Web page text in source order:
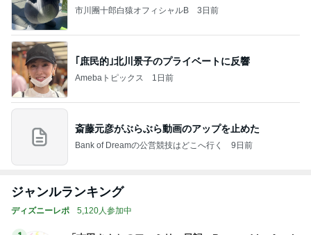
市川團十郎白猿オフィシャルB 3日前
｢庶民的｣北川景子のプライベートに反響
Amebaトピックス 1日前
斎藤元彦がぶらぶら動画のアップを止めた
Bank of Dreamの公営競技はどこへ行く 9日前
ジャンルランキング
ディズニーレポ 5,120人参加中